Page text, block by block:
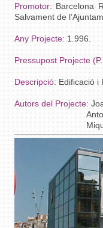
Promotor: Barcelona
Salvament de
Any Projecte: 1.996.
Pressupost Projecte
Descripció: Edificació i
Autors del Projecte:
Antoni
Miquel Payà